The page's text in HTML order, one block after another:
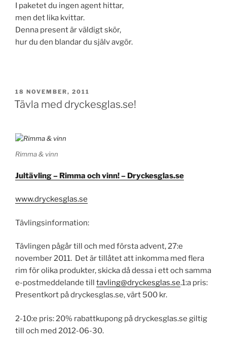
I paketet du ingen agent hittar,
men det lika kvittar.
Denna present är väldigt skör,
hur du den blandar du själv avgör.
PUBLICERAT
18 NOVEMBER, 2011
Tävla med dryckesglas.se!
Rimma & vinn
Jultävling – Rimma och vinn! – Dryckesglas.se
www.dryckesglas.se
Tävlingsinformation:
Tävlingen pågår till och med första advent, 27:e
november 2011. Det är tillåtet att inkomma med flera
rim för olika produkter, skicka då dessa i ett och samma
e-postmeddelande till tavling@dryckesglas.se.1:a pris:
Presentkort på dryckesglas.se, värt 500 kr.
2-10:e pris: 20% rabattkupong på dryckesglas.se giltig
till och med 2012-06-30.